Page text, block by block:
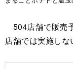
504店舗で販売
店舗では実施しな